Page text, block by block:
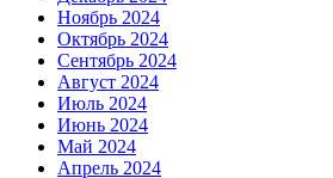
Ноябрь 2024
Октябрь 2024
Сентябрь 2024
Август 2024
Июль 2024
Июнь 2024
Май 2024
Апрель 2024